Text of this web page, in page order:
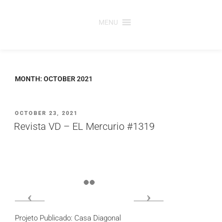
MENU
MONTH: OCTOBER 2021
PUBLICADO
EM
OCTOBER 23, 2021
Revista VD – EL Mercurio #1319
Projeto Publicado: Casa Diagonal